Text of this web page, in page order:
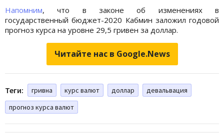
Напомним, что в законе об изменениях в
государственный бюджет-2020 Кабмин заложил годовой
прогноз курса на уровне 29,5 гривен за доллар.
Читайте нас в Google.News
Теги: гривна курс валют доллар
девальвация
прогноз курса валют